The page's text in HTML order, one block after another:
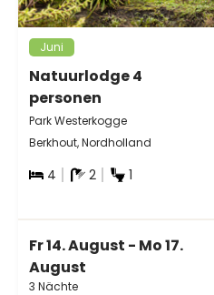
Juni
Natuurlodge 4
personen
Park Westerkogge
Berkhout, Nordholland
4 2 1
Fr 14. August - Mo 17.
August
3 Nächte